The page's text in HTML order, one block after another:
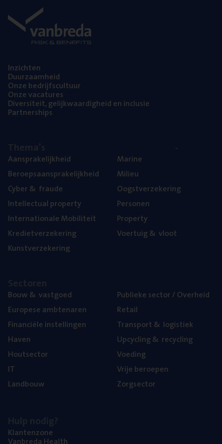
Inzich­ten
Duur­zaam­heid
Onze bedrijfs­cul­tuur
Onze vaca­tu­res
Diver­si­teit, gelijk­waar­dig­heid en inclusie
Part­ner­ships
Aan­spra­ke­lijk­heid
Beroeps­aan­spra­ke­lijk­heid
Cyber& fraude
Intel­lec­tu­al property
Inter­na­ti­o­na­le Mobiliteit
Kre­diet­ver­ze­ke­ring
Kunst­ver­ze­ke­ring
Mari­ne
Mili­eu
Oogst­ver­ze­ke­ring
Per­so­nen
Pro­per­ty
Voer­tuig& vloot
Bouw& vastgoed
Euro­pe­se ambtenaren
Finan­ci­ë­le instellingen
Haven
Hout­sec­tor
IT
Land­bouw
Publie­ke sec­tor / Overheid
Retail
Trans­port& logistiek
Upcy­cling& recycling
Voe­ding
Vrije beroe­pen
Zorg­sec­tor
Klan­ten­zo­ne
Van­b­re­da Health